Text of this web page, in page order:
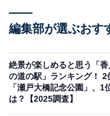
にも人気のスポット。
回答者からは「新しく
やジップラインなど“
編集部が選ぶおす
絶景が楽しめると思う「香
の道の駅」ランキング！ 2
「瀬戸大橋記念公園」、1
は？【2025調査】